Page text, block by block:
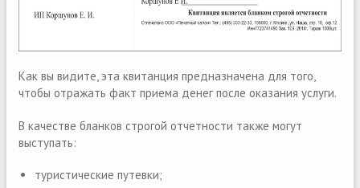
Как вы видите, эта квитанция предназначена для того,
чтобы отражать факт приема денег после оказания услуги.
В качестве бланков строгой отчетности также могут
выступать:
туристические путевки;